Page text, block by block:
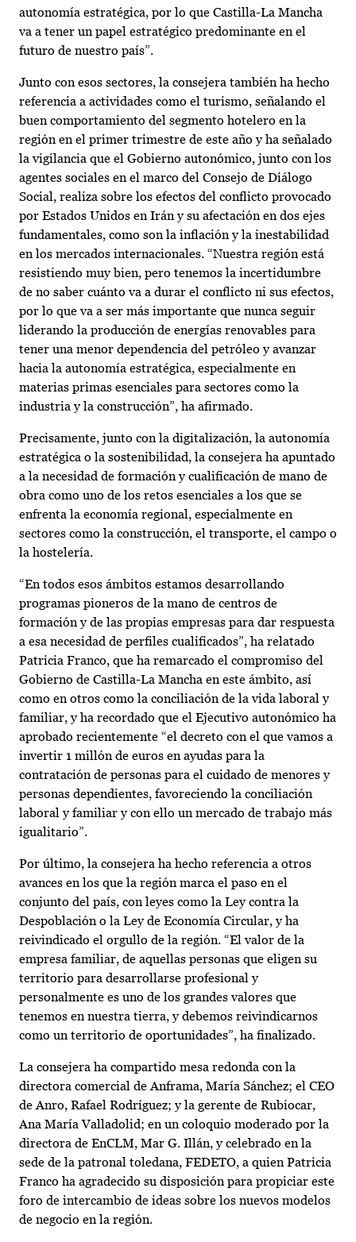
autonomía estratégica, por lo que Castilla-La Mancha
va a tener un papel estratégico predominante en el
futuro de nuestro país”.
Junto con esos sectores, la consejera también ha hecho
referencia a actividades como el turismo, señalando el
buen comportamiento del segmento hotelero en la
región en el primer trimestre de este año y ha señalado
la vigilancia que el Gobierno autonómico, junto con los
agentes sociales en el marco del Consejo de Diálogo
Social, realiza sobre los efectos del conflicto provocado
por Estados Unidos en Irán y su afectación en dos ejes
fundamentales, como son la inflación y la inestabilidad
en los mercados internacionales. “Nuestra región está
resistiendo muy bien, pero tenemos la incertidumbre
de no saber cuánto va a durar el conflicto ni sus efectos,
por lo que va a ser más importante que nunca seguir
liderando la producción de energías renovables para
tener una menor dependencia del petróleo y avanzar
hacia la autonomía estratégica, especialmente en
materias primas esenciales para sectores como la
industria y la construcción”, ha afirmado.
Precisamente, junto con la digitalización, la autonomía
estratégica o la sostenibilidad, la consejera ha apuntado
a la necesidad de formación y cualificación de mano de
obra como uno de los retos esenciales a los que se
enfrenta la economía regional, especialmente en
sectores como la construcción, el transporte, el campo o
la hostelería.
“En todos esos ámbitos estamos desarrollando
programas pioneros de la mano de centros de
formación y de las propias empresas para dar respuesta
a esa necesidad de perfiles cualificados”, ha relatado
Patricia Franco, que ha remarcado el compromiso del
Gobierno de Castilla-La Mancha en este ámbito, así
como en otros como la conciliación de la vida laboral y
familiar, y ha recordado que el Ejecutivo autonómico ha
aprobado recientemente “el decreto con el que vamos a
invertir 1 millón de euros en ayudas para la
contratación de personas para el cuidado de menores y
personas dependientes, favoreciendo la conciliación
laboral y familiar y con ello un mercado de trabajo más
igualitario”.
Por último, la consejera ha hecho referencia a otros
avances en los que la región marca el paso en el
conjunto del país, con leyes como la Ley contra la
Despoblación o la Ley de Economía Circular, y ha
reivindicado el orgullo de la región. “El valor de la
empresa familiar, de aquellas personas que eligen su
territorio para desarrollarse profesional y
personalmente es uno de los grandes valores que
tenemos en nuestra tierra, y debemos reivindicarnos
como un territorio de oportunidades”, ha finalizado.
La consejera ha compartido mesa redonda con la
directora comercial de Anframa, María Sánchez; el CEO
de Anro, Rafael Rodríguez; y la gerente de Rubiocar,
Ana María Valladolid; en un coloquio moderado por la
directora de EnCLM, Mar G. Illán, y celebrado en la
sede de la patronal toledana, FEDETO, a quien Patricia
Franco ha agradecido su disposición para propiciar este
foro de intercambio de ideas sobre los nuevos modelos
de negocio en la región.